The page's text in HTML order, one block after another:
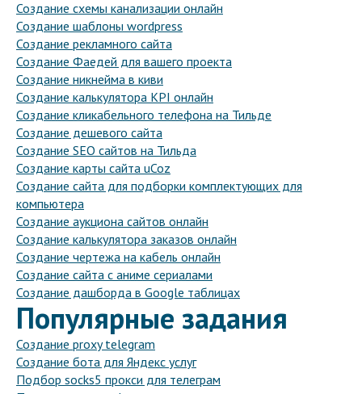
Создание схемы канализации онлайн
Создание шаблоны wordpress
Создание рекламного сайта
Создание Фаедей для вашего проекта
Создание никнейма в киви
Создание калькулятора KPI онлайн
Создание кликабельного телефона на Тильде
Создание дешевого сайта
Создание SEO сайтов на Тильда
Создание карты сайта uCoz
Создание сайта для подборки комплектующих для
компьютера
Создание аукциона сайтов онлайн
Создание калькулятора заказов онлайн
Создание чертежа на кабель онлайн
Создание сайта с аниме сериалами
Создание дашборда в Google таблицах
Популярные задания
Создание proxy telegram
Создание бота для Яндекс услуг
Подбор socks5 прокси для телеграм